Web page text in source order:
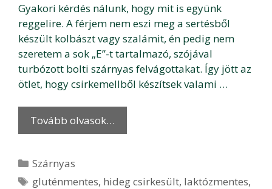
Gyakori kérdés nálunk, hogy mit is együnk
reggelire. A férjem nem eszi meg a sertésből
készült kolbászt vagy szalámit, én pedig nem
szeretem a sok „E”-t tartalmazó, szójával
turbózott bolti szárnyas felvágottakat. Így jött az
ötlet, hogy csirkemellből készítsek valami …
Tovább olvasok…
Kategória
Szárnyas
Címkék
gluténmentes, hideg csirkesült, laktózmentes,